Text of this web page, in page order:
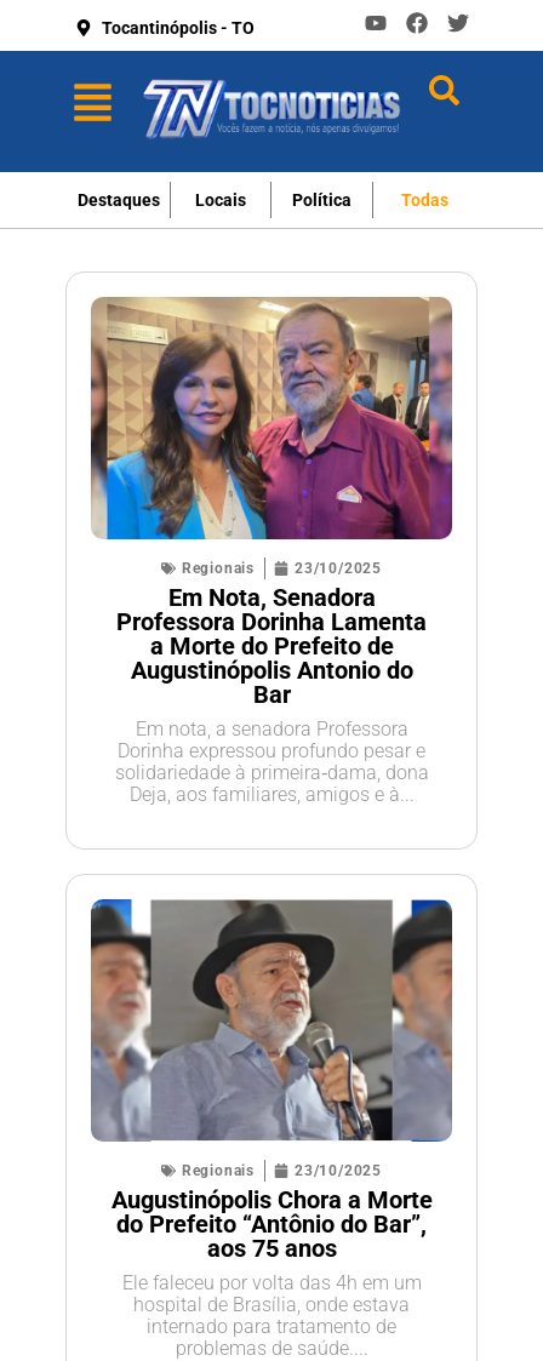
Tocantinópolis - TO
Destaques Locais Política Todas
Regionais 23/10/2025
Em Nota, Senadora
Professora Dorinha Lamenta
a Morte do Prefeito de
Augustinópolis Antonio do
Bar
Em nota, a senadora Professora
Dorinha expressou profundo pesar e
solidariedade à primeira‑dama, dona
Deja, aos familiares, amigos e à...
Regionais 23/10/2025
Augustinópolis Chora a Morte
do Prefeito “Antônio do Bar”,
aos 75 anos
Ele faleceu por volta das 4h em um
hospital de Brasília, onde estava
internado para tratamento de
problemas de saúde....